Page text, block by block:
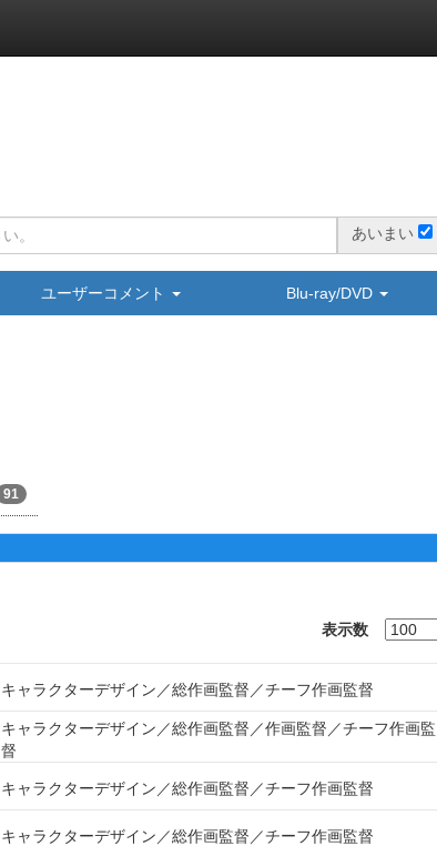
あいまい
ユーザーコメント Blu-ray/DVD
91
表示数
キャラクターデザイン 総作画監督 チーフ作画監督
キャラクターデザイン 総作画監督 作画監督
チーフ作画監
督
キャラクターデザイン 総作画監督 チーフ作画監督
キャラクターデザイン 総作画監督 チーフ作画監督